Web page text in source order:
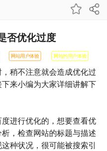
否优化过度
网站用户体验 网站的用户体验
稍不注意就会造成优化过
来小编为大家详细讲解下
进行优化的，想要查看优
，检查网站的标题与描述
种状况，很可能被搜索引